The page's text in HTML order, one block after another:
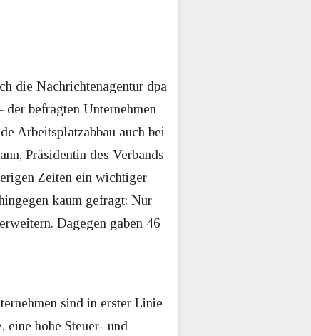
die Nachrichtenagentur dpa
befragten Unternehmen
Arbeitsplatzabbau auch bei
Präsidentin des Verbands
Zeiten ein wichtiger
kaum gefragt: Nur
Dagegen gaben 46
sind in erster Linie
eine hohe Steuer- und